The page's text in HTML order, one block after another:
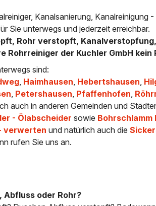
Kanalsanierung, Kanalreinigung
Sie unterwegs und jederzeit erreichbar.
Rohr verstopft,
der Kuchler GmbH kein
sind:
, Haimhausen, Hebertshausen,
, Petershausen, Pfaffenhofen,
auch in anderen Gemeinden und
- Ölabscheider sowie
verwerten und natürlich auch die
rufen Sie uns an.
Abfluss oder Rohr?